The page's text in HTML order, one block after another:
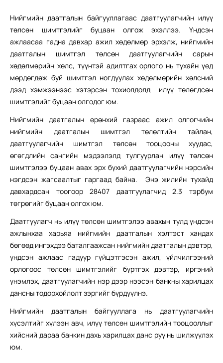
Нийгмийн даатгалын байгууллагаас даатгуулагчийн илүү
төлсөн шимтгэлийг буцаан олгож эхэллээ. Үндсэн
ажлаасаа гадна давхар ажил хөдөлмөр эрхэлж, нийгмийн
даатгалын шимтгэл төлсөн даатгуулагчийн сарын
хөдөлмөрийн хөлс, түүнтэй адилтгах орлого нь тухайн үед
мөрдөгдөж буй шимтгэл ногдуулах хөдөлмөрийн хөлсний
дээд хэмжээнээс хэтэрсэн тохиолдолд илүү төлөгдсөн
шимтгэлийг буцаан олгодог юм.
Нийгмийн даатгалын ерөнхий газраас ажил олгогчийн
нийгмийн даатгалын шимтгэл төлөлтийн тайлан,
даатгуулагчийн шимтгэл төлсөн тооцооны хуудас,
өгөгдлийн сангийн мэдээлэлд тулгуурлан илүү төлсөн
шимтгэлээ буцаан авах эрх бүхий даатгуулагчийн нэрсийн
нэгдсэн жагсаалтыг гаргаад байна. Энэ жилийн тухайд
давхардсан тоогоор 28407 даатгуулагчид 2.3 тэрбум
төгрөгийг буцаан олгох юм.
Даатгуулагч нь илүү төлсөн шимтгэлээ авахын тулд үндсэн
ажлынхаа харьяа нийгмийн даатгалын хэлтэст хандах
бөгөөд ингэхдээ баталгаажсан нийгмийн даатгалын дэвтэр,
үндсэн ажлаас гадуур гүйцэтгэсэн ажил, үйлчилгээний
орлогоос төлсөн шимтгэлийг бүртгэх дэвтэр, иргэний
үнэмлэх, даатгуулагчийн нэр дээр нээсэн банкны харилцах
дансны тодорхойлолт зэргийг бүрдүүлнэ.
Нийгмийн даатгалын байгууллага нь даатгуулагчийн
хүсэлтийг хүлээн авч, илүү төлсөн шимтгэлийн тооцооллыг
хийсний дараа банкин дахь харилцах данс руу нь шилжүүлэх
юм.